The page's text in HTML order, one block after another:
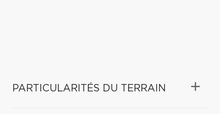
PARTICULARITÉS DU TERRAIN